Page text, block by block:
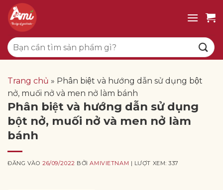
qua
dung
Tìm
kiếm:
Trang chủ » Phân biệt và hướng dẫn sử dụng bột
nở, muối nở và men nở làm bánh
Phân biệt và hướng dẫn sử dụng
bột nở, muối nở và men nở làm
bánh
ĐĂNG VÀO26/09/2022 BỞIAMIVIETNAM | LƯỢT XEM: 337